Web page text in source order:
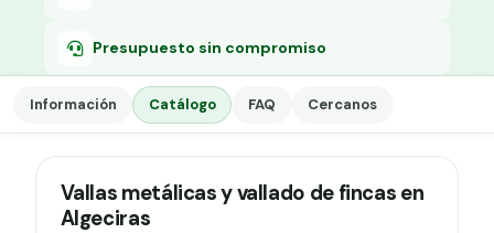
Presupuesto sin compromiso
Información Catálogo FAQ Cercanos
Vallas metálicas y vallado de fincas en
Algeciras